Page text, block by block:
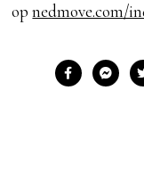
opnedmove.com/